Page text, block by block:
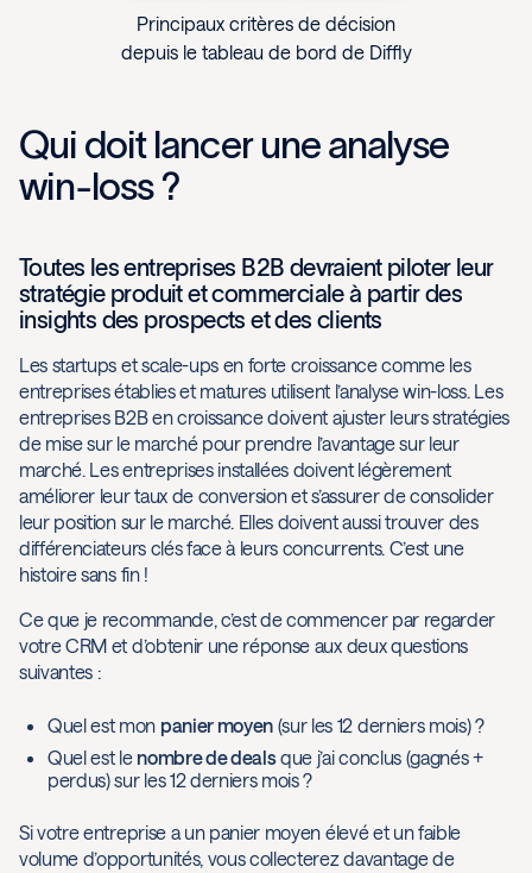
Principaux critères de décision
depuis le tableau de bord de Diffly
Qui doit lancer une analyse
win-loss ?
Toutes les entreprises B2B devraient piloter leur
stratégie produit et commerciale à partir des
insights des prospects et des clients
Les startups et scale-ups en forte croissance comme les
entreprises établies et matures utilisent l’analyse win-loss. Les
entreprises B2B en croissance doivent ajuster leurs stratégies
de mise sur le marché pour prendre l’avantage sur leur
marché. Les entreprises installées doivent légèrement
améliorer leur taux de conversion et s’assurer de consolider
leur position sur le marché. Elles doivent aussi trouver des
différenciateurs clés face à leurs concurrents. C’est une
histoire sans fin !
Ce que je recommande, c’est de commencer par regarder
votre CRM et d’obtenir une réponse aux deux questions
suivantes :
Quel est mon panier moyen (sur les 12 derniers mois) ?
Quel est le nombre de dealsque j’ai conclus (gagnés +
perdus) sur les 12 derniers mois ?
Si votre entreprise a un panier moyen élevé et un faible
volume d’opportunités, vous collecterez davantage de